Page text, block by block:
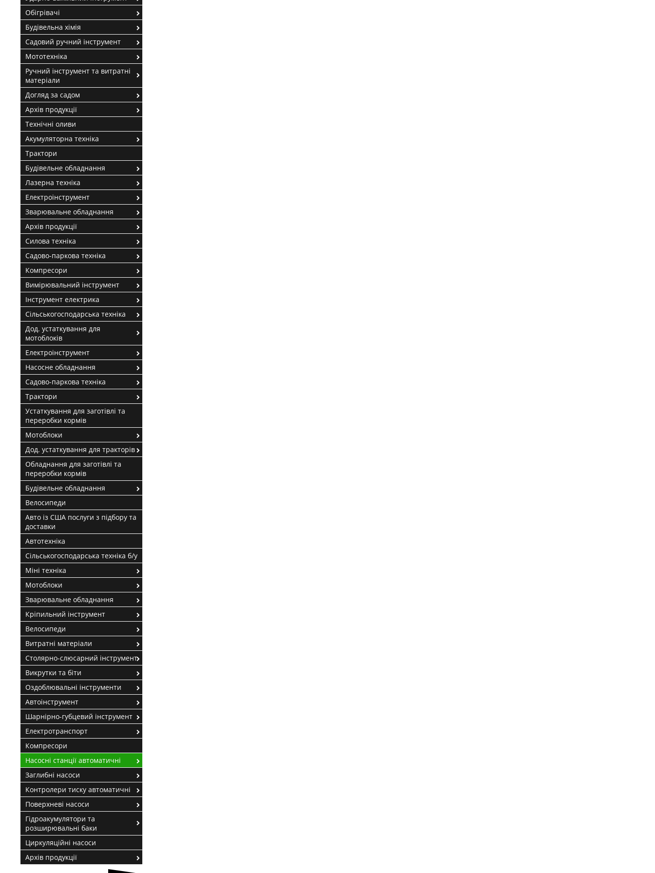
Обігрівачі
Будівельна хімія
Садовий ручний інструмент
Мототехніка
Ручний інструмент та витратні
матеріали
Догляд за садом
Архів продукції
Технічні оливи
Акумуляторна техніка
Трактори
Будівельне обладнання
Лазерна техніка
Електроінструмент
Зварювальне обладнання
Архів продукції
Силова техніка
Садово-паркова техніка
Компресори
Вимірювальний інструмент
Інструмент електрика
Сільськогосподарська техніка
Дод. устаткування для
мотоблоків
Електроінструмент
Насосне обладнання
Садово-паркова техніка
Трактори
Устаткування для заготівлі та
переробки кормів
Мотоблоки
Дод. устаткування для тракторів
Обладнання для заготівлі та
переробки кормів
Будівельне обладнання
Велосипеди
Авто із США послуги з підбору та
доставки
Автотехніка
Сільськогосподарська техніка б/у
Міні техніка
Мотоблоки
Зварювальне обладнання
Кріпильний інструмент
Велосипеди
Витратні матеріали
Столярно-слюсарний інструмент
Викрутки та біти
Оздоблювальні інструменти
Автоінструмент
Шарнірно-губцевий інструмент
Електротранспорт
Компресори
Насосні станції автоматичні
Заглибні насоси
Контролери тиску автоматичні
Поверхневі насоси
Гідроакумулятори та
розширювальні баки
Циркуляційні насоси
Архів продукції